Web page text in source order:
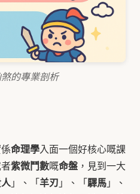
的專業剖析
命理學入面一個好核心嘅課
紫微鬥數嘅命盤 ，見到一大
」、「羊刃 」、「驛馬」、